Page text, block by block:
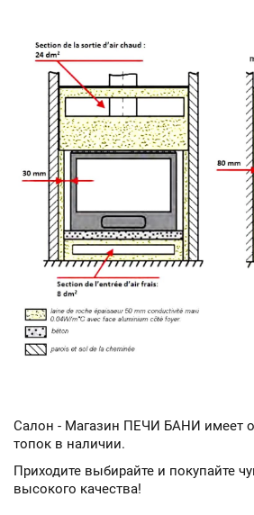
Салон - Магазин ПЕЧИ БАНИ имеет
топок в наличии.
Приходите выбирайте и покупайте
высокого качества!